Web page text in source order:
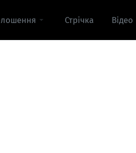
Стрічка Відео